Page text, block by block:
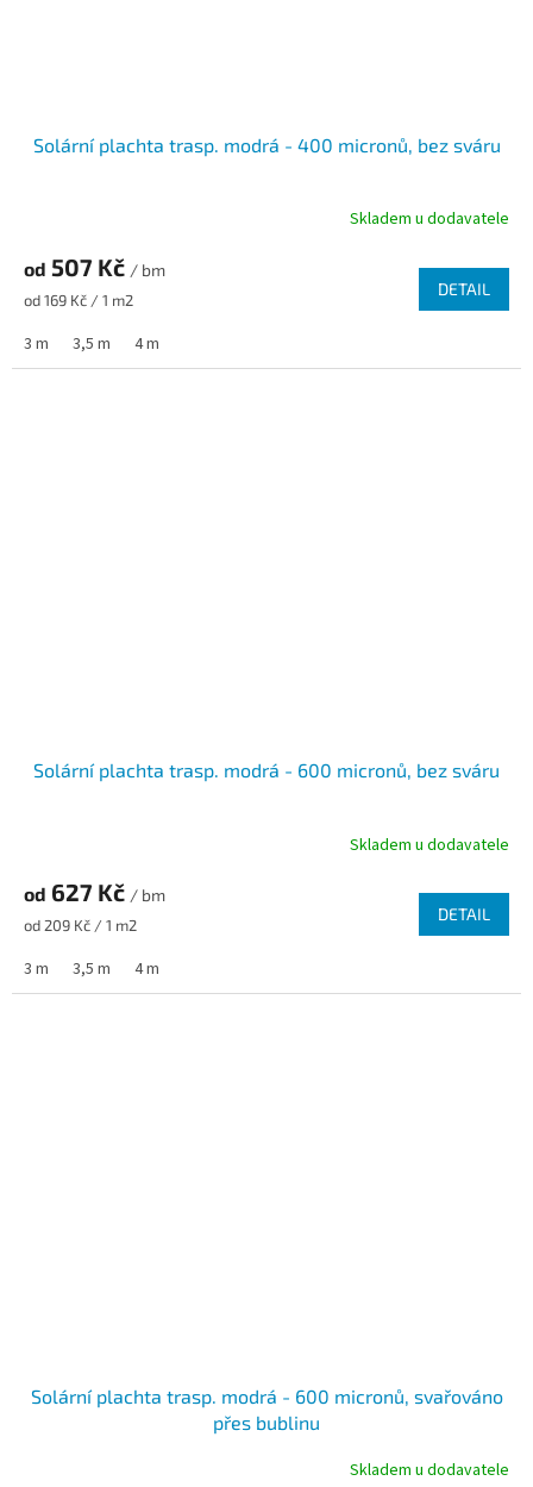
Solární plachta trasp. modrá - 400 micronů, bez sváru
Skladem u dodavatele
od 507 Kč / bm
Měrná cena:
od 169 Kč / 1 m2
DETAIL
3 m 3,5 m 4 m
Solární plachta trasp. modrá - 600 micronů, bez sváru
Skladem u dodavatele
od 627 Kč / bm
Měrná cena:
od 209 Kč / 1 m2
DETAIL
3 m 3,5 m 4 m
Solární plachta trasp. modrá - 600 micronů, svařováno
přes bublinu
Skladem u dodavatele